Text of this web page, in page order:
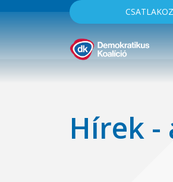
Hírek -